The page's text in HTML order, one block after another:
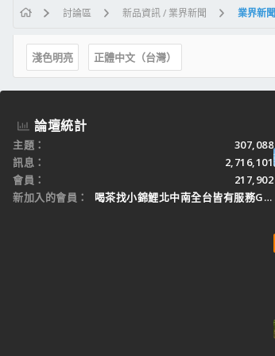
討論區 新品資訊 / 業界新聞 業界新聞
淺色明亮 正體中文（台灣）
論壇統計
主題
307,088
訊息
2,716,101
會員
217,902
新加入的會員
喝茶找小錦鯉北中南全台皆有服務Gleezy：tw3